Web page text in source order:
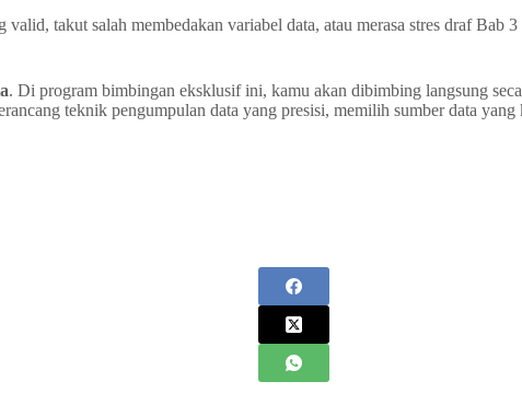
takut salah membedakan variabel data, atau merasa stres draf
. Di program bimbingan eksklusif ini, kamu akan dibimbing langsung
teknik pengumpulan data yang presisi, memilih sumber data